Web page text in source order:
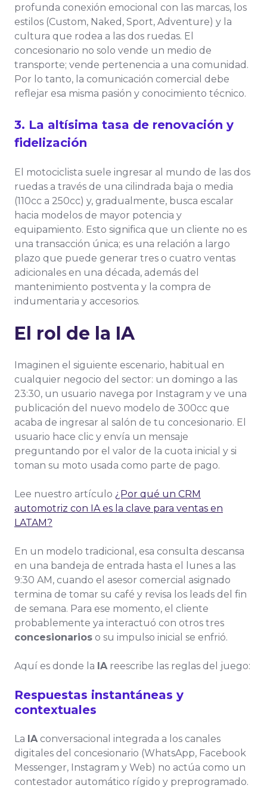
profunda conexión emocional con las marcas, los
estilos (Custom, Naked, Sport, Adventure) y la
cultura que rodea a las dos ruedas. El
concesionario no solo vende un medio de
transporte; vende pertenencia a una comunidad.
Por lo tanto, la comunicación comercial debe
reflejar esa misma pasión y conocimiento técnico.
3. La altísima tasa de renovación y
fidelización
El motociclista suele ingresar al mundo de las dos
ruedas a través de una cilindrada baja o media
(110cc a 250cc) y, gradualmente, busca escalar
hacia modelos de mayor potencia y
equipamiento. Esto significa que un cliente no es
una transacción única; es una relación a largo
plazo que puede generar tres o cuatro ventas
adicionales en una década, además del
mantenimiento postventa y la compra de
indumentaria y accesorios.
El rol de la IA
Imaginen el siguiente escenario, habitual en
cualquier negocio del sector: un domingo a las
23:30, un usuario navega por Instagram y ve una
publicación del nuevo modelo de 300cc que
acaba de ingresar al salón de tu concesionario. El
usuario hace clic y envía un mensaje
preguntando por el valor de la cuota inicial y si
toman su moto usada como parte de pago.
Lee nuestro artículo ¿Por qué un CRM
automotriz con IA es la clave para ventas en
LATAM?
En un modelo tradicional, esa consulta descansa
en una bandeja de entrada hasta el lunes a las
9:30 AM, cuando el asesor comercial asignado
termina de tomar su café y revisa los leads del fin
de semana. Para ese momento, el cliente
probablemente ya interactuó con otros tres
concesionarios o su impulso inicial se enfrió.
Aquí es donde la IAreescribe las reglas del juego:
Respuestas instantáneas y
contextuales
La IAconversacional integrada a los canales
digitales del concesionario (WhatsApp, Facebook
Messenger, Instagram y Web) no actúa como un
contestador automático rígido y preprogramado.